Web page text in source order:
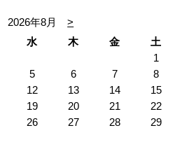
2026年8月
>
水 木 金
土
1
5 6 7
8
12 13 14
15
19 20 21
22
26 27 28
29